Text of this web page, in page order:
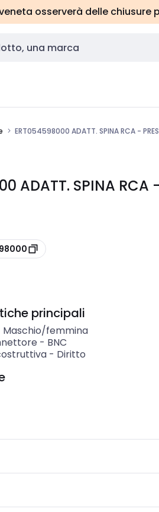
osserverà delle chiusure
ERT054598000 ADATT. SPINA RCA -
ADATT. SPINA RCA -
principali
Maschio/femmina
- BNC
- Diritto